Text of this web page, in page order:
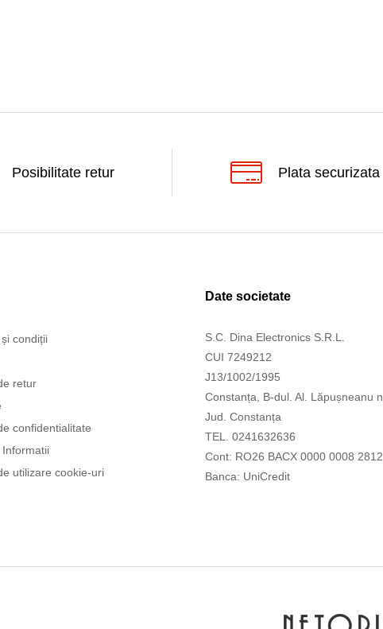
Posibilitate retur Plata securizata
condiții
retur
confidentialitate
utilizare cookie-uri
Date societate
S.C. Dina Electronics S.R.L.
CUI 7249212
J13/1002/1995
Constanța, B-dul. Al. Lăpușneanu
Jud. Constanța
TEL. 0241632636
Cont: RO26 BACX 0000 0008
Banca: UniCredit